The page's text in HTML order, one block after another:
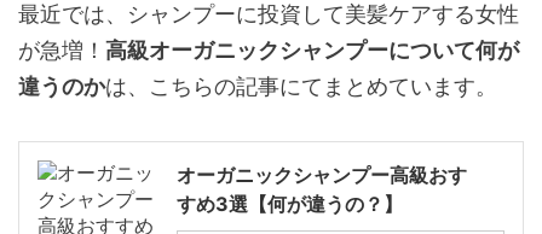
最近では、シャンプーに投資して美髪ケアする女性
が急増！ 高級オーガニックシャンプーについて何が
違うのかは、こちらの記事にてまとめています。
オーガニックシャンプー高級おす
すめ3選【何が違うの？】